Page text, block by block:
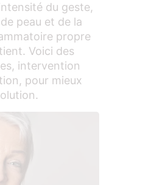
du geste,
peau et de la
propre
Voici des
intervention
pour mieux